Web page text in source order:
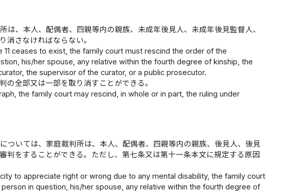
、本人、配偶者、四親等内の親族、未成年後見人、未成年後見監督人、
消さなければならない。
ceases to exist, the family court must rescind the order of the
his/her spouse, any relative within the fourth degree of kinship, the
the supervisor of the curator, or a public prosecutor.
全部又は一部を取り消すことができる。
the family court may rescind, in whole or in part, the ruling under
ついては、家庭裁判所は、本人、配偶者、四親等内の親族、後見人、後見
をすることができる。ただし、第七条又は第十一条本文に規定する原因
to appreciate right or wrong due to any mental disability, the family court
in question, his/her spouse, any relative within the fourth degree of